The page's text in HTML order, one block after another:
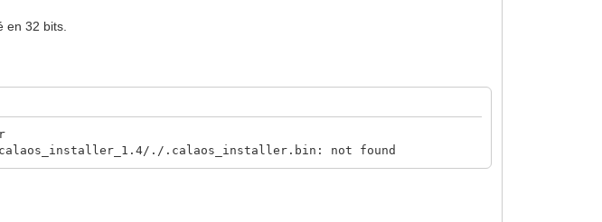
en 32 bits.
./.calaos_installer.bin: not found